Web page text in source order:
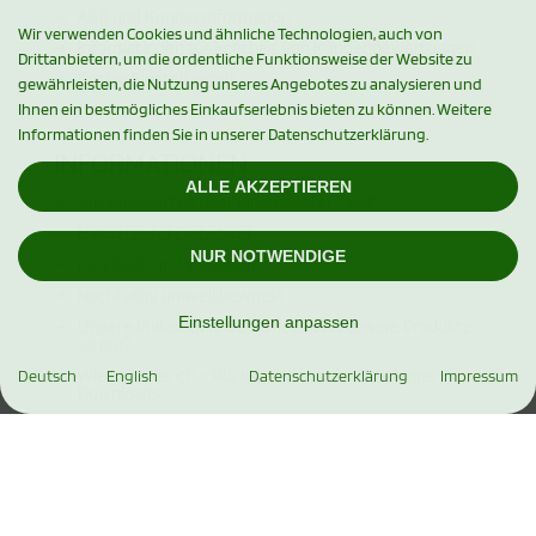
Informationen zur Echtheit von Kundenbewertungen
Cookie Einstellungen
INFORMATIONEN
Hinweise für Diabetiker
Facebook und Instagram
Unsere Philosophie oder wieso sind unsere Produkte
Wie bestelle ich - Rücksendungen - Gutscheine -
Wir verwenden Cookies und ähnliche Technologien, auch von
Drittanbietern, um die ordentliche Funktionsweise der Website zu
gewährleisten, die Nutzung unseres Angebotes zu analysieren und
Ihnen ein bestmögliches Einkaufserlebnis bieten zu können. Weitere
Informationen finden Sie in unserer Datenschutzerklärung.
ALLE AKZEPTIEREN
NUR NOTWENDIGE
Einstellungen anpassen
Deutsch English Datenschutzerklärung Impressum